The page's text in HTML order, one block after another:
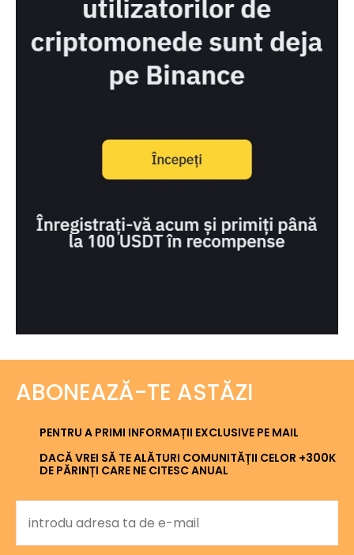
ABONEAZĂ-TE ASTĂZI
PENTRU A PRIMI INFORMAȚII EXCLUSIVE PE MAIL
DACĂ VREI SĂ TE ALĂTURI COMUNITĂȚII CELOR +300K
DE PĂRINȚI CARE NE CITESC ANUAL